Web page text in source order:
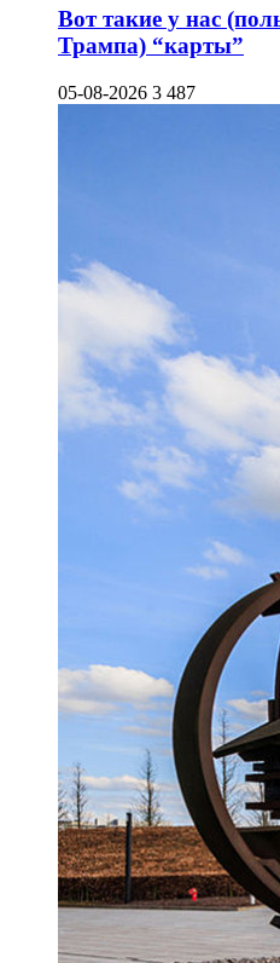
Вот такие у нас
Трампа) “карты”
05-08-2026 3 487